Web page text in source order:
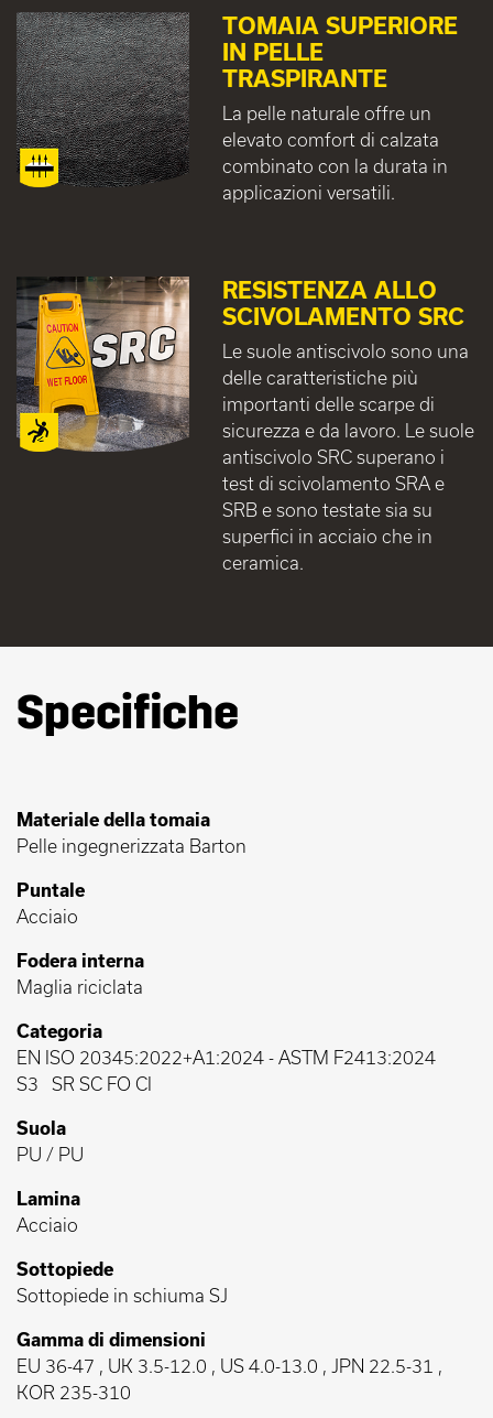
TOMAIA SUPERIORE
IN PELLE
TRASPIRANTE
La pelle naturale offre un
elevato comfort di calzata
combinato con la durata in
applicazioni versatili.
RESISTENZA ALLO
SCIVOLAMENTO SRC
Le suole antiscivolo sono una
delle caratteristiche più
importanti delle scarpe di
sicurezza e da lavoro. Le suole
antiscivolo SRC superano i
test di scivolamento SRA e
SRB e sono testate sia su
superfici in acciaio che in
ceramica.
Specifiche
Materiale della tomaia
Pelle ingegnerizzata Barton
Puntale
Acciaio
Fodera interna
Maglia riciclata
Categoria
EN ISO 20345:2022+A1:2024 - ASTM F2413:2024
S3
SR SC FO CI
Suola
PU / PU
Lamina
Acciaio
Sottopiede
Sottopiede in schiuma SJ
Gamma di dimensioni
EU 36-47 , UK 3.5-12.0 , US 4.0-13.0 , JPN 22.5-31 ,
KOR 235-310